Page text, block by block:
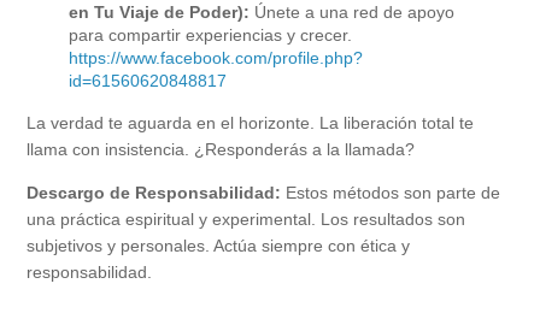
en Tu Viaje de Poder): Únete a una red de apoyo
para compartir experiencias y crecer.
https://www.facebook.com/profile.php?
id=61560620848817
La verdad te aguarda en el horizonte. La liberación total te
llama con insistencia. ¿Responderás a la llamada?
Descargo de Responsabilidad: Estos métodos son parte de
una práctica espiritual y experimental. Los resultados son
subjetivos y personales. Actúa siempre con ética y
responsabilidad.